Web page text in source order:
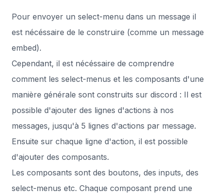
Pour envoyer un select-menu dans un message il
est nécéssaire de le construire (comme un message
embed).
Cependant, il est nécéssaire de comprendre
comment les select-menus et les composants d'une
manière générale sont construits sur discord : Il est
possible d'ajouter des lignes d'actions à nos
messages, jusqu'à 5 lignes d'actions par message.
Ensuite sur chaque ligne d'action, il est possible
d'ajouter des composants.
Les composants sont des boutons, des inputs, des
select-menus etc. Chaque composant prend une